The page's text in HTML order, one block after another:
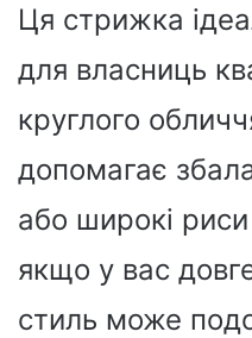
Ця стрижка
для власниць
круглого
допомагає
або широкі
якщо у вас
стиль може